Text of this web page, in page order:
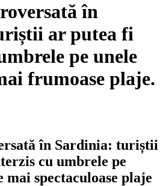
în
ar putea fi
pe unele
frumoase plaje.
în Sardinia: turiștii
cu umbrele pe
mai spectaculoase plaje